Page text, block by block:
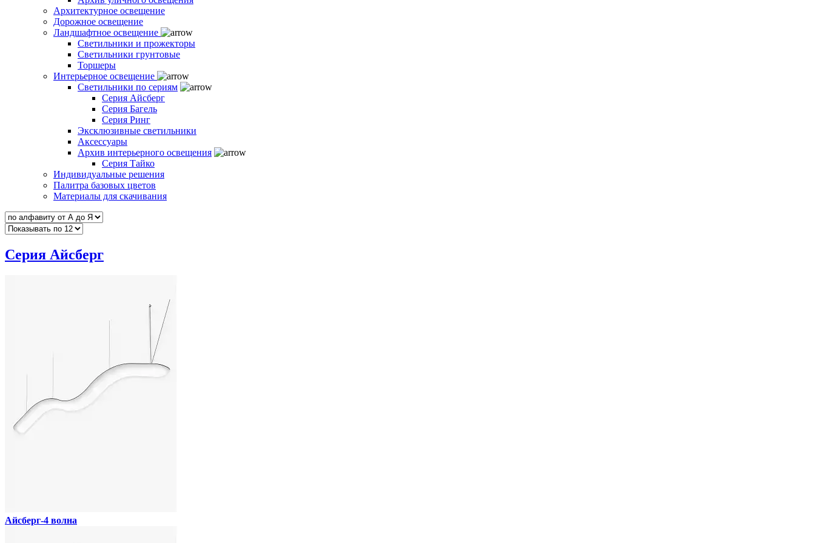
Архитектурное освещение
Дорожное освещение
Ландшафтное освещение
Светильники и прожекторы
Светильники грунтовые
Торшеры
Интерьерное освещение
Светильники по сериям
Серия Айсберг
Серия Багель
Серия Ринг
Эксклюзивные светильники
Аксессуары
Архив интерьерного освещения
Серия Тайко
Индивидуальные решения
Палитра базовых цветов
Материалы для скачивания
Серия Айсберг
Айсберг-4 волна